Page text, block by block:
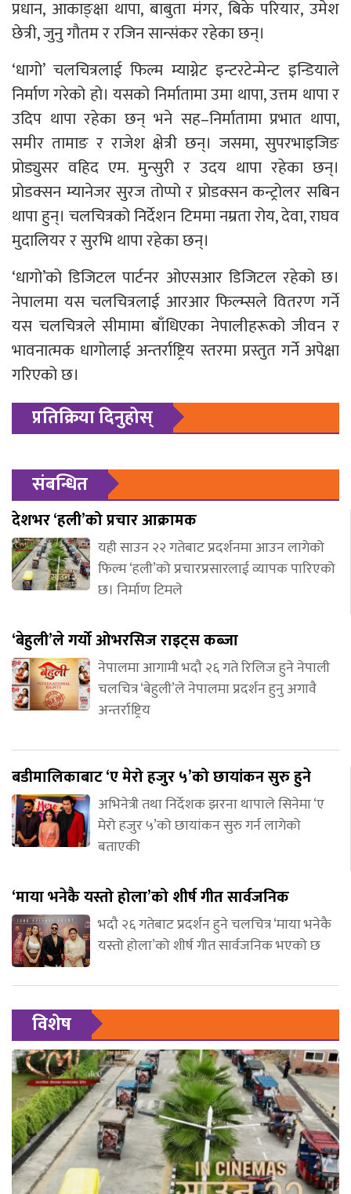
प्रधान, आकाङ्क्षा थापा, बाबुता मंगर, बिके परियार, उमेश
छेत्री, जुनु गौतम र रजिन सान्संकर रहेका छन्।
‘धागो’ चलचित्रलाई फिल्म म्याग्नेट इन्टरटेन्मेन्ट इन्डियाले
निर्माण गरेको हो। यसको निर्मातामा उमा थापा, उत्तम थापा र
उदिप थापा रहेका छन् भने सह–निर्मातामा प्रभात थापा,
समीर तामाङ र राजेश क्षेत्री छन्। जसमा, सुपरभाइजिङ
प्रोड्युसर वहिद एम. मुन्सुरी र उदय थापा रहेका छन्।
प्रोडक्सन म्यानेजर सुरज तोप्पो र प्रोडक्सन कन्ट्रोलर सबिन
थापा हुन्। चलचित्रको निर्देशन टिममा नम्रता रोय, देवा, राघव
मुदालियर र सुरभि थापा रहेका छन्।
‘धागो’को डिजिटल पार्टनर ओएसआर डिजिटल रहेको छ।
नेपालमा यस चलचित्रलाई आरआर फिल्म्सले वितरण गर्ने
यस चलचित्रले सीमामा बाँधिएका नेपालीहरूको जीवन र
भावनात्मक धागोलाई अन्तर्राष्ट्रिय स्तरमा प्रस्तुत गर्ने अपेक्षा
गरिएको छ।
प्रतिक्रिया दिनुहोस्
संबन्धित
देशभर ‘हली’को प्रचार आक्रामक
यही साउन २२ गतेबाट प्रदर्शनमा आउन लागेको
फिल्म ‘हली’को प्रचारप्रसारलाई व्यापक पारिएको
छ। निर्माण टिमले
‘बेहुली’ले गर्यो ओभरसिज राइट्स कब्जा
नेपालमा आगामी भदौ २६ गते रिलिज हुने नेपाली
चलचित्र ‘बेहुली’ले नेपालमा प्रदर्शन हुनु अगावै
अन्तर्राष्ट्रिय
बडीमालिकाबाट ‘ए मेरो हजुर ५’को छायांकन सुरु हुने
अभिनेत्री तथा निर्देशक झरना थापाले सिनेमा ‘ए
मेरो हजुर ५’को छायांकन सुरु गर्न लागेको
बताएकी
‘माया भनेकै यस्तो होला’को शीर्ष गीत सार्वजनिक
भदौ २६ गतेबाट प्रदर्शन हुने चलचित्र ‘माया भनेकै
यस्तो होला’को शीर्ष गीत सार्वजनिक भएको छ
विशेष